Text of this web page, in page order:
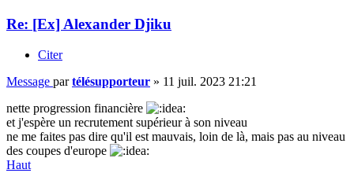
Re: [Ex] Alexander Djiku
Citer
Message partélésupporteur » 11 juil. 2023 21:21
nette progression financière
et j'espère un recrutement supérieur à son niveau
ne me faites pas dire qu'il est mauvais, loin de là, mais pas au niveau
des coupes d'europe
Haut